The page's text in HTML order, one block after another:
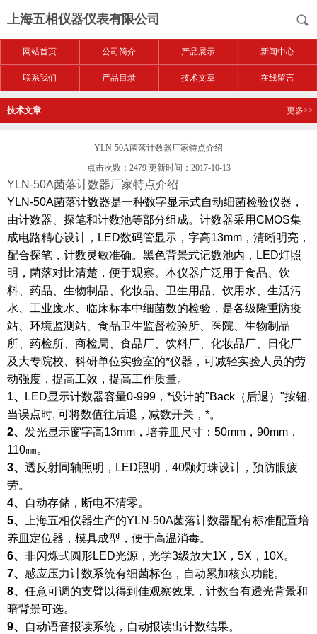
上海五相仪器仪表有限公司
网站首页 公司简介 产品展示 新闻中心
联系我们 产品目录 技术文章 在线留言
技术文章 更多>>
YLN-50A菌落计数器厂家特点介绍
点击次数：2479 更新时间：2017-10-13
YLN-50A菌落计数器厂家特点介绍
YLN-50A菌落计数器是一种数字显示式自动细菌检验仪器，
由计数器、探笔和计数池等部分组成。计数器采用CMOS集
成电路精心设计，LED数码管显示，字高13mm，清晰明亮，
配合探笔，计数灵敏准确。黑色背景式记数池内，LED灯照
明，菌落对比清楚，便于观察。本仪器广泛用于食品、饮
料、药品、生物制品、化妆品、卫生用品、饮用水、生活污
水、工业废水、临床标本中细菌数的检验，是各级隆重防疫
站、环境监测站、食品卫生监督检验所、医院、生物制品
所、药检所、商检局、食品厂、饮料厂、化妆品厂、日化厂
及大专院校、科研单位实验室的*仪器，可减轻实验人员的劳
动强度，提高工效，提高工作质量。
1、 LED显示计数器容量0-999，*设计的"Back（后退）"按钮,
当误点时, 可将数值往后退，减数开关，*。
2、 发光显示窗字高13mm，培养皿尺寸：50mm，90mm，
110㎜。
3、 透反射同轴照明，LED照明，40颗灯珠设计，预防眼疲
劳。
4、
自动存储，断电不清零。
5、
上海五相仪器生产的YLN-50A菌落计数器配有标准配置培
养皿定位器，模具成型，便于高温消毒。
6、 非闪烁式圆形LED光源，光学3级放大1X，5X，10X。
7、 感应压力计数系统有细菌标色，自动累加核实功能。
8、 任意可调的支臂以得到佳观察效果，计数台有透光背景和
暗背景可选。
9、 自动语音报读系统，自动报读出计数结果。